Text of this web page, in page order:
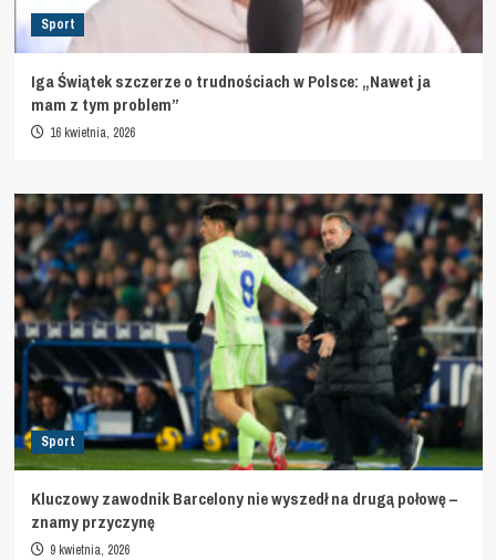
Sport
Iga Świątek szczerze o trudnościach w Polsce: „Nawet ja
mam z tym problem”
16 kwietnia, 2026
Sport
Kluczowy zawodnik Barcelony nie wyszedł na drugą połowę –
znamy przyczynę
9 kwietnia, 2026